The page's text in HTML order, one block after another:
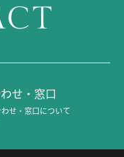
せ・窓口
せ・窓口について